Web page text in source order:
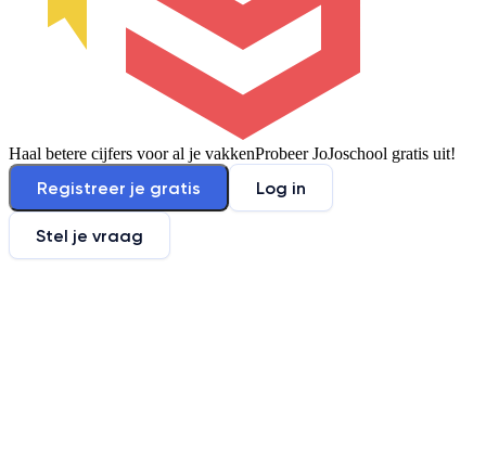
Haal betere cijfers voor al je vakkenProbeer JoJoschool gratis uit!
Registreer je gratis Log in
Stel je vraag